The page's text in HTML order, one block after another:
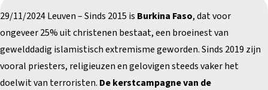
29/11/2024 Leuven – Sinds 2015 is Burkina Faso, dat voor
ongeveer 25% uit christenen bestaat, een broeinest van
gewelddadig islamistisch extremisme geworden. Sinds 2019 zijn
vooral priesters, religieuzen en gelovigen steeds vaker het
doelwit van terroristen. De kerstcampagne van de